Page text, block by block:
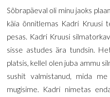
Sõbrapäeval oli minu jaoks
käia õnnitlemas Kadri Kruusi
pesas. Kadri Kruusi
sisse astudes ära tundsin.
platsis, kellel olen juba ammu
sushit valmistanud, mida me
mugisime. Kadri nimetas